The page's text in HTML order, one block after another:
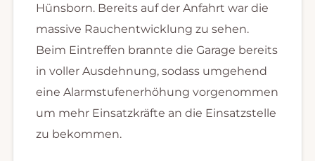
Hünsborn. Bereits auf der Anfahrt war die
massive Rauchentwicklung zu sehen.
Beim Eintreffen brannte die Garage bereits
in voller Ausdehnung, sodass umgehend
eine Alarmstufenerhöhung vorgenommen
um mehr Einsatzkräfte an die Einsatzstelle
zu bekommen.